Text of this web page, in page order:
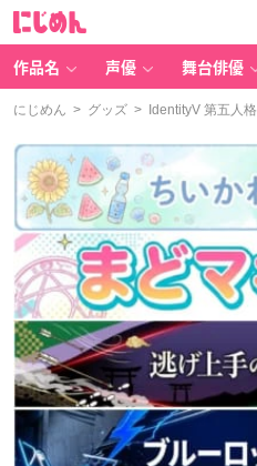
作品名 声優 舞台俳優
にじめん > グッズ > IdentityV 第五人格